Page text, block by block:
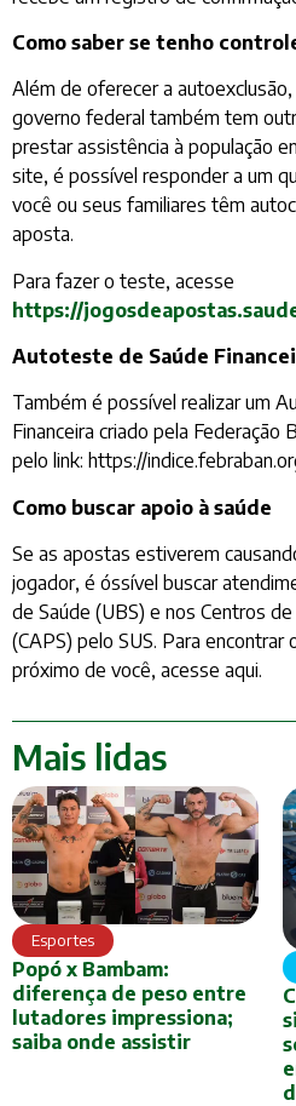
Como saber se tenho
Além de oferecer a
governo federal também tem
prestar assistência à população
site, é possível responder a um
você ou seus familiares têm
aposta.
Para fazer o teste, acesse
https://
Autoteste de Saúde
Também é possível realizar um
Financeira criado pela Federação
pelo link: https://
Como buscar apoio à saúde
Se as apostas estiverem
jogador, é óssível buscar
de Saúde (UBS) e nos Centros
(CAPS) pelo SUS. Para encontrar
próximo de você, acesse aqui.
Mais lidas
Esportes
Popó x Bambam:
diferença de peso entre
lutadores impressiona;
saiba onde assistir